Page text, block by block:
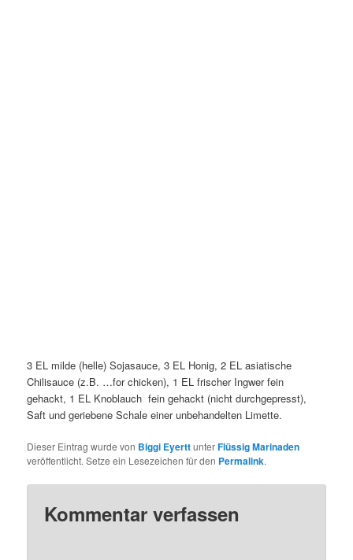
3 EL milde (helle) Sojasauce, 3 EL Honig, 2 EL asiatische
Chilisauce (z.B. …for chicken), 1 EL frischer Ingwer fein
gehackt, 1 EL Knoblauch fein gehackt (nicht durchgepresst),
Saft und geriebene Schale einer unbehandelten Limette.
Dieser Eintrag wurde von Biggi EyerttunterFlüssig Marinaden
veröffentlicht. Setze ein Lesezeichen für den Permalink.
Kommentar verfassen